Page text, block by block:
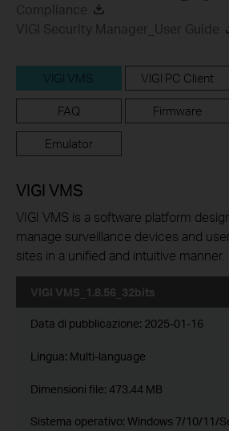
Compliance
VIGI Security Manager_User Guide
VIGI VMS VIGI PC Client
FAQ Firmware
Emulator
VIGI VMS
VIGI VMS is a software platform
manage surveillance devices and
sites in a unified and intuitive manner.
VIGI VMS_1.8.56_32bits
Data di pubblicazione: 2025-01-16
Lingua: Multi-language
Dimensioni file: 473.44 MB
Sistema operativo: Windows 7/10/11/